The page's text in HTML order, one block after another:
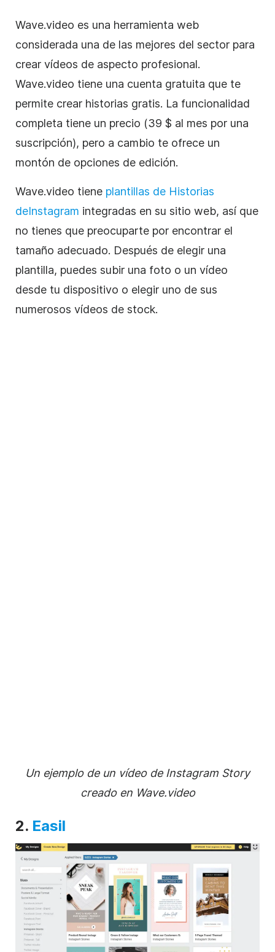
Wave.video es una herramienta web
considerada una de las mejores del sector para
crear vídeos de aspecto profesional.
Wave.video tiene una cuenta gratuita que te
permite crear historias gratis. La funcionalidad
completa tiene un precio (39 $ al mes por una
suscripción), pero a cambio te ofrece un
montón de opciones de edición.
Wave.video tiene plantillas de Historias
deInstagram integradas en su sitio web, así que
no tienes que preocuparte por encontrar el
tamaño adecuado. Después de elegir una
plantilla, puedes subir una foto o un vídeo
desde tu dispositivo o elegir uno de sus
numerosos vídeos de stock.
Un ejemplo de un vídeo de Instagram Story
creado en Wave.video
2. Easil